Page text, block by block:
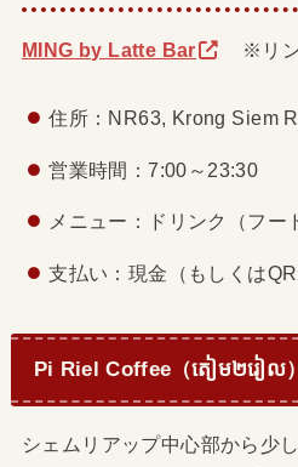
MING by Latte Bar ※リン
住所：NR63, Krong Siem
営業時間：7:00～23:30
メニュー：ドリンク（フー
支払い：現金（もしくはQR
Pi Riel Coffee（តៀម២រៀល）
シェムリアップ中心部から少